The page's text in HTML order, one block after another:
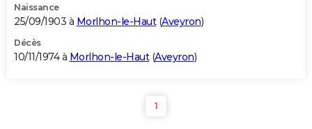
Naissance
25/09/1903 à Morlhon-le-Haut(Aveyron)
Décès
10/11/1974 à Morlhon-le-Haut(Aveyron)
1